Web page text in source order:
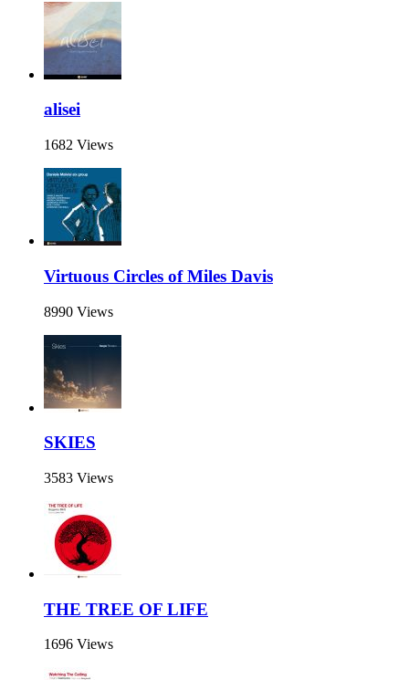
alisei
1682 Views
Virtuous Circles of Miles Davis
8990 Views
SKIES
3583 Views
THE TREE OF LIFE
1696 Views